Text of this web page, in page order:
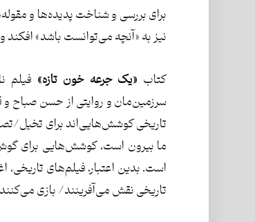
برای بررسی و شناخت پدیده‌ها و
نیز به «آنچه می‌توانست باشد» افکند
کتاب «یک جرعه خون تازه» فیلم
سرزمین‌مان و روایتی از حسن صباح و
تاریخی کوشش‌هایی‌اند برای تخیل/
ما بیرون است، کوشش‌هایی برای
است. بدین اعتبار، فیلم‌های
تاریخی نقش می‌آفرینند/ بازی